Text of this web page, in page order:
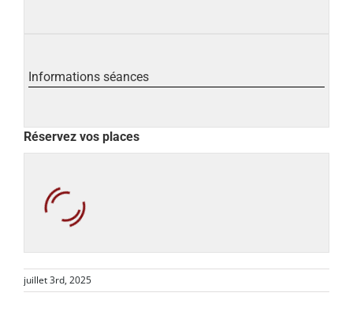
Informations séances
Réservez vos places
juillet 3rd, 2025